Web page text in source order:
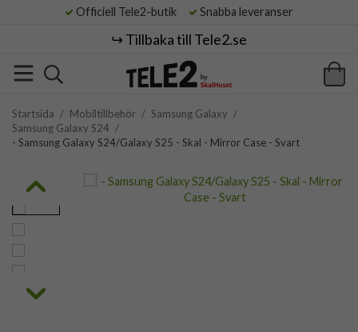
Officiell Tele2-butik Snabba leveranser
↪️ Tillbaka till Tele2.se
Startsida / Mobiltillbehör / Samsung Galaxy /
Samsung Galaxy S24 /
- Samsung Galaxy S24/Galaxy S25 - Skal - Mirror Case - Svart